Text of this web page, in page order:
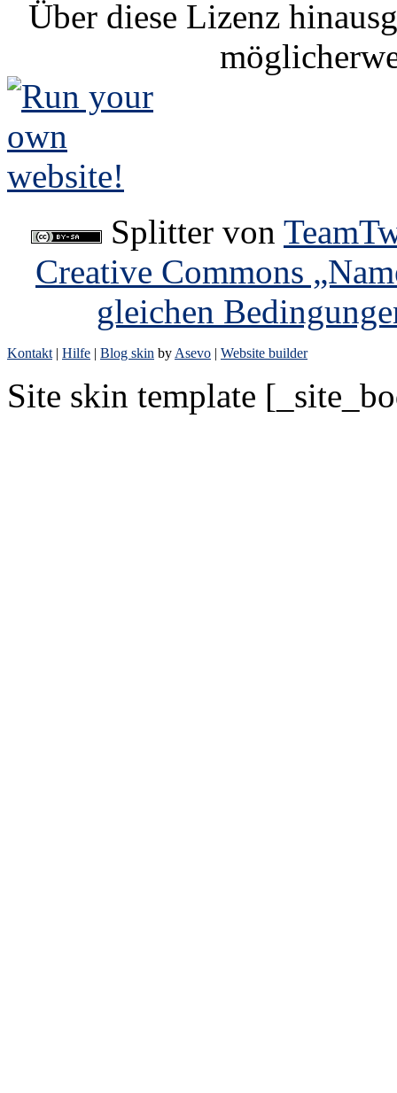
Über diese Lizenz
Splitter von
Creative Commons
gleichen
Kontakt | Hilfe | Blog skin by Asevo | Website builder
Site skin template